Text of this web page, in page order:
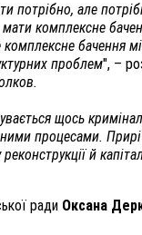
потрібно, але
комплексне
бачення
проблем", –
щось
процесами.
й
ради Оксана